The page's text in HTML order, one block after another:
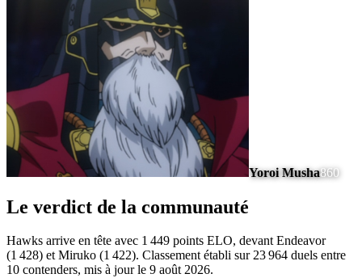
Yoroi Musha860
Le verdict de la communauté
Hawks arrive en tête avec 1 449 points ELO, devant Endeavor
(1 428) et Miruko (1 422). Classement établi sur 23 964 duels entre
10 contenders, mis à jour le 9 août 2026.